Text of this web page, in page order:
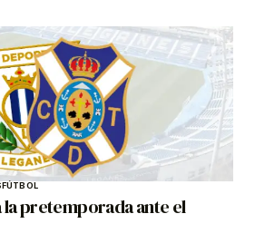
FÚTBOL
pretemporada ante el